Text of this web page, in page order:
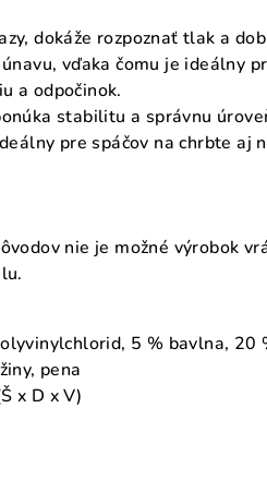
dokáže rozpoznať tlak a
vďaka čomu je ideálny
a odpočinok.
stabilitu a správnu
pre spáčov na chrbte aj
nie je možné výrobok
5 % bavlna, 20
pena
x D x V)